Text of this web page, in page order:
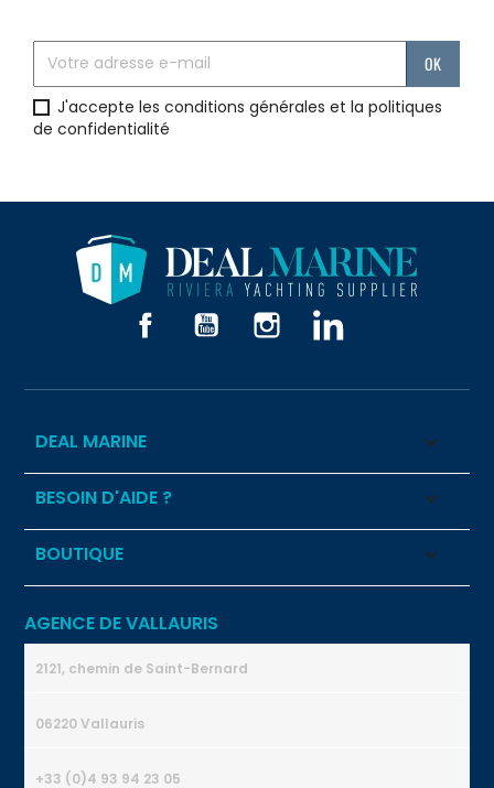
J'accepte les conditions générales et la politiques
de confidentialité
FacebookYouTube Instagram
DEAL MARINE 
BESOIN D'AIDE ? 
BOUTIQUE 
AGENCE DE VALLAURIS
2121, chemin de Saint-Bernard
06220 Vallauris
+33 (0)4 93 94 23 05